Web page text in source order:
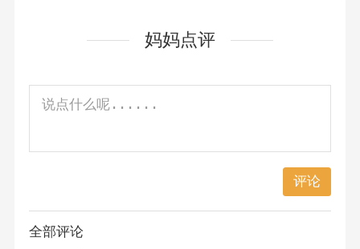
妈妈点评
评论
全部评论